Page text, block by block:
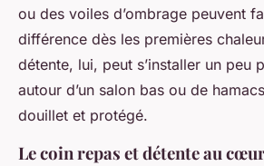
ou des voiles d’ombrage peuvent
différence dès les premières
détente, lui, peut s’installer un peu
autour d’un salon bas ou de
douillet et protégé.
Le coin repas et détente au